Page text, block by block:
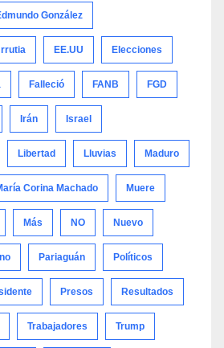
González
EE.UU Elecciones
Falleció FANB FGD
Irán Israel
Libertad Lluvias Maduro
Corina Machado Muere
Más NO Nuevo
Pariaguán Políticos
Presos Resultados
Trabajadores Trump